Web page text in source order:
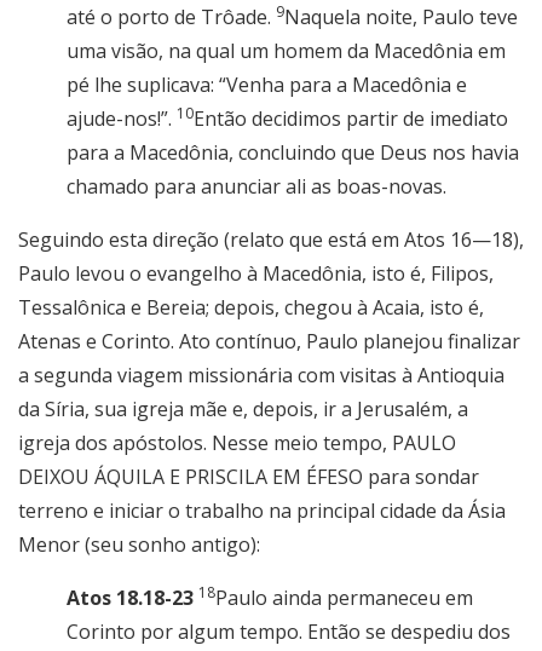
até o porto de Trôade. 9Naquela noite, Paulo teve
uma visão, na qual um homem da Macedônia em
pé lhe suplicava: “Venha para a Macedônia e
ajude-nos!”. 10Então decidimos partir de imediato
para a Macedônia, concluindo que Deus nos havia
chamado para anunciar ali as boas-novas.
Seguindo esta direção (relato que está em Atos 16—18),
Paulo levou o evangelho à Macedônia, isto é, Filipos,
Tessalônica e Bereia; depois, chegou à Acaia, isto é,
Atenas e Corinto. Ato contínuo, Paulo planejou finalizar
a segunda viagem missionária com visitas à Antioquia
da Síria, sua igreja mãe e, depois, ir a Jerusalém, a
igreja dos apóstolos. Nesse meio tempo, PAULO
DEIXOU ÁQUILA E PRISCILA EM ÉFESO para sondar
terreno e iniciar o trabalho na principal cidade da Ásia
Menor (seu sonho antigo):
Atos 18.18-23 18Paulo ainda permaneceu em
Corinto por algum tempo. Então se despediu dos